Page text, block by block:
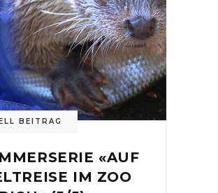
BEITRAG
«AUF
IM ZOO